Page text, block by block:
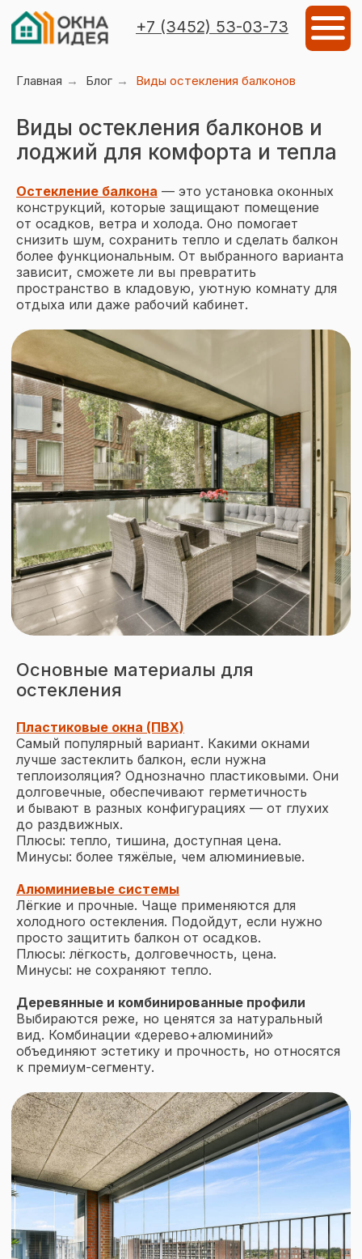
+7 (3452) 53-03-73
Объекты остекления
Главная → Блог → Виды остекления балконов
Виды остекления балконов и
лоджий для комфорта и тепла
Остекление балкона — это установка оконных
конструкций, которые защищают помещение
от осадков, ветра и холода. Оно помогает
снизить шум, сохранить тепло и сделать балкон
более функциональным. От выбранного варианта
зависит, сможете ли вы превратить
пространство в кладовую, уютную комнату для
отдыха или даже рабочий кабинет.
Основные материалы для
остекления
Пластиковые окна (ПВХ)
Самый популярный вариант. Какими окнами
лучше застеклить балкон, если нужна
теплоизоляция? Однозначно пластиковыми. Они
долговечные, обеспечивают герметичность
и бывают в разных конфигурациях — от глухих
до раздвижных.
Плюсы: тепло, тишина, доступная цена.
Минусы: более тяжёлые, чем алюминиевые.
Алюминиевые системы
Лёгкие и прочные. Чаще применяются для
холодного остекления. Подойдут, если нужно
просто защитить балкон от осадков.
Плюсы: лёгкость, долговечность, цена.
Минусы: не сохраняют тепло.
Деревянные и комбинированные профили
Выбираются реже, но ценятся за натуральный
вид. Комбинации «дерево+алюминий»
объединяют эстетику и прочность, но относятся
к премиум-сегменту.
Читайте кейс:Варианты
отделки балкона:
выполненная работа
в Тюмени